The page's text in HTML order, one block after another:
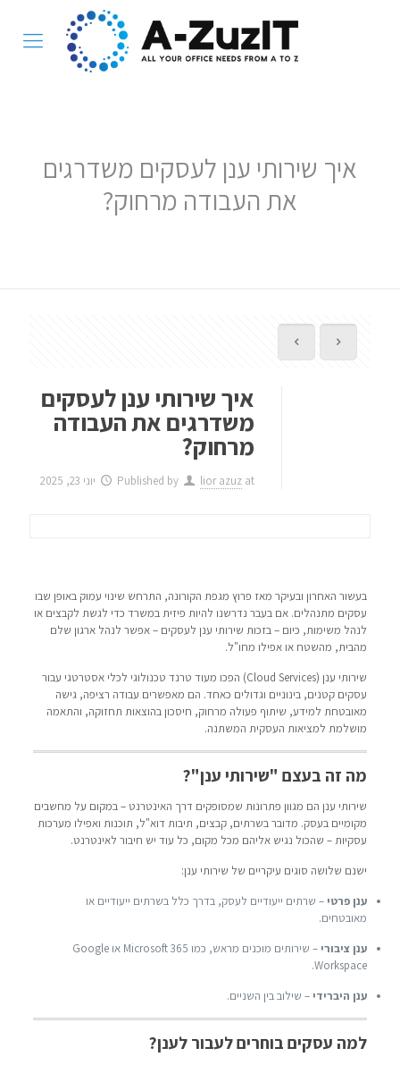
איך שירותי ענן לעסקים משדרגים
את העבודה מרחוק?
איך שירותי ענן לעסקים
משדרגים את העבודה
מרחוק?
Published by lior azuz at יוני 23, 2025
בעשור האחרון ובעיקר מאז פרוץ מגפת הקורונה, התרחש שינוי עמוק באופן שבו
עסקים מתנהלים. אם בעבר נדרשנו להיות פיזית במשרד כדי לגשת לקבצים או
לנהל משימות, כיום – בזכות שירותי ענן לעסקים – אפשר לנהל ארגון שלם
מהבית, מהשטח או אפילו מחו"ל.
שירותי ענן (Cloud Services) הפכו מעוד טרנד טכנולוגי לכלי אסטרטגי עבור
עסקים קטנים, בינוניים וגדולים כאחד. הם מאפשרים עבודה רציפה, גישה
מאובטחת למידע, שיתוף פעולה מרחוק, חיסכון בהוצאות תחזוקה, והתאמה
מושלמת למציאות העסקית המשתנה.
מה זה בעצם "שירותי ענן"?
שירותי ענן הם מגוון פתרונות שמסופקים דרך האינטרנט – במקום על מחשבים
מקומיים בעסק. מדובר בשרתים, קבצים, תיבות דוא"ל, תוכנות ואפילו מערכות
עסקיות – שהכול נגיש אליהם מכל מקום, כל עוד יש חיבור לאינטרנט.
ישנם שלושה סוגים עיקריים של שירותי ענן:
ענן פרטי – שרתים ייעודיים לעסק, בדרך כלל בשרתים ייעודיים או
מאובטחים.
ענן ציבורי
– שירותים מוכנים מראש, כמו Microsoft 365 או Google
Workspace.
ענן היברידי – שילוב בין השניים.
למה עסקים בוחרים לעבור לענן?